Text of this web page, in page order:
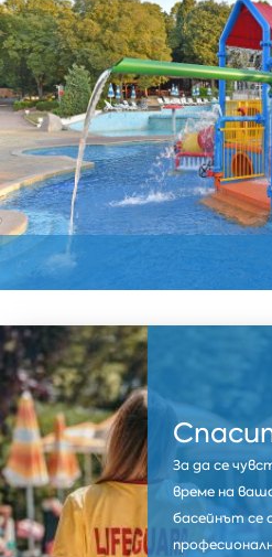
За да се
време на
басейнът се